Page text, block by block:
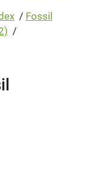
/ Fossil
/